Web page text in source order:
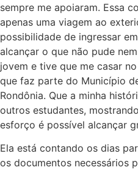
sempre me apoiaram. Essa
apenas uma viagem ao
possibilidade de ingressar
alcançar o que não pude
jovem e tive que me casar
que faz parte do Município
Rondônia. Que a minha
outros estudantes,
esforço é possível alcançar
Ela está contando os dias
os documentos necessários